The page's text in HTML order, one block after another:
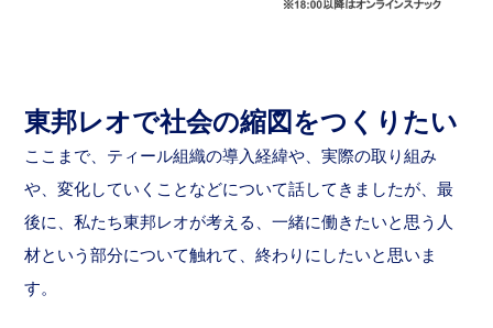
東邦レオで社会の縮図をつくりたい
ここまで、ティール組織の導入経緯や、実際の取り組み
や、変化していくことなどについて話してきましたが、最
後に、私たち東邦レオが考える、一緒に働きたいと思う人
材という部分について触れて、終わりにしたいと思いま
す。